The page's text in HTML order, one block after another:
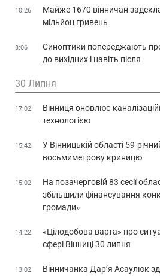
10:26
Майже 1670 вінничан
мільйон гривень
8:06
Синоптики попереджають
до вихідних і навіть після
30 Липня
17:02
Вінниця оновлює
технологією
15:42
У Вінницькій області 59-
восьмиметрову криницю
15:02
На позачерговій 83 сесії
збільшили фінансування
громади»
14:22
«Цілодобова варта» про
сфері Вінниці 30 липня
13:02
Вінничанка Дар’я Асаулюк